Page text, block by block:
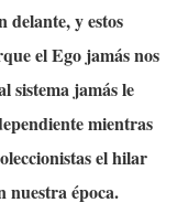
delante, y estos
el Ego jamás nos
sistema jamás le
mientras
el hilar
nuestra época.